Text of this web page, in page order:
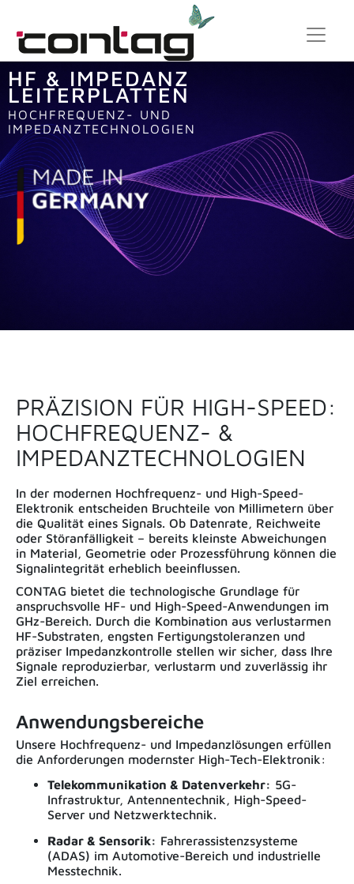
HF & IMPEDANZ
LEITERPLATTEN
HOCHFREQUENZ- UND
IMPEDANZTECHNOLOGIEN
PRÄZISION FÜR HIGH-SPEED:
HOCHFREQUENZ- &
IMPEDANZTECHNOLOGIEN
In der modernen Hochfrequenz- und High-Speed-
Elektronik entscheiden Bruchteile von Millimetern über
die Qualität eines Signals. Ob Datenrate, Reichweite
oder Störanfälligkeit – bereits kleinste Abweichungen
in Material, Geometrie oder Prozessführung können die
Signalintegrität erheblich beeinflussen.
CONTAG bietet die technologische Grundlage für
anspruchsvolle HF- und High-Speed-Anwendungen im
GHz-Bereich. Durch die Kombination aus verlustarmen
HF-Substraten, engsten Fertigungstoleranzen und
präziser Impedanzkontrolle stellen wir sicher, dass Ihre
Signale reproduzierbar, verlustarm und zuverlässig ihr
Ziel erreichen.
Anwendungsbereiche
Unsere Hochfrequenz- und Impedanzlösungen erfüllen
die Anforderungen modernster High-Tech-Elektronik:
Telekommunikation & Datenverkehr: 5G-
Infrastruktur, Antennentechnik, High-Speed-
Server und Netzwerktechnik.
Radar & Sensorik: Fahrerassistenzsysteme
(ADAS) im Automotive-Bereich und industrielle
Messtechnik.